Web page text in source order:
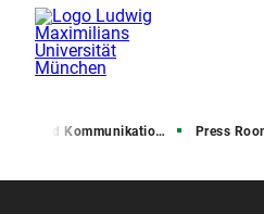
und Kommunikation (PuK) Press